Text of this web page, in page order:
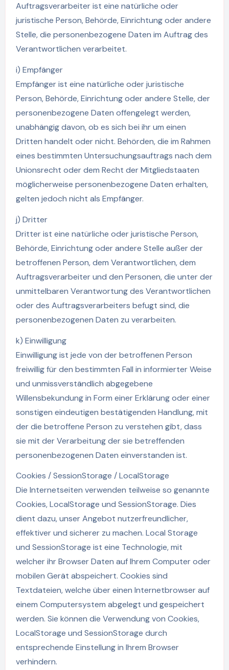
Auftragsverarbeiter ist eine natürliche oder
juristische Person, Behörde, Einrichtung oder andere
Stelle, die personenbezogene Daten im Auftrag des
Verantwortlichen verarbeitet.
i) Empfänger
Empfänger ist eine natürliche oder juristische
Person, Behörde, Einrichtung oder andere Stelle, der
personenbezogene Daten offengelegt werden,
unabhängig davon, ob es sich bei ihr um einen
Dritten handelt oder nicht. Behörden, die im Rahmen
eines bestimmten Untersuchungsauftrags nach dem
Unionsrecht oder dem Recht der Mitgliedstaaten
möglicherweise personenbezogene Daten erhalten,
gelten jedoch nicht als Empfänger.
j) Dritter
Dritter ist eine natürliche oder juristische Person,
Behörde, Einrichtung oder andere Stelle außer der
betroffenen Person, dem Verantwortlichen, dem
Auftragsverarbeiter und den Personen, die unter der
unmittelbaren Verantwortung des Verantwortlichen
oder des Auftragsverarbeiters befugt sind, die
personenbezogenen Daten zu verarbeiten.
k) Einwilligung
Einwilligung ist jede von der betroffenen Person
freiwillig für den bestimmten Fall in informierter Weise
und unmissverständlich abgegebene
Willensbekundung in Form einer Erklärung oder einer
sonstigen eindeutigen bestätigenden Handlung, mit
der die betroffene Person zu verstehen gibt, dass
sie mit der Verarbeitung der sie betreffenden
personenbezogenen Daten einverstanden ist.
Cookies / SessionStorage / LocalStorage
Die Internetseiten verwenden teilweise so genannte
Cookies, LocalStorage und SessionStorage. Dies
dient dazu, unser Angebot nutzerfreundlicher,
effektiver und sicherer zu machen. Local Storage
und SessionStorage ist eine Technologie, mit
welcher ihr Browser Daten auf Ihrem Computer oder
mobilen Gerät abspeichert. Cookies sind
Textdateien, welche über einen Internetbrowser auf
einem Computersystem abgelegt und gespeichert
werden. Sie können die Verwendung von Cookies,
LocalStorage und SessionStorage durch
entsprechende Einstellung in Ihrem Browser
verhindern.